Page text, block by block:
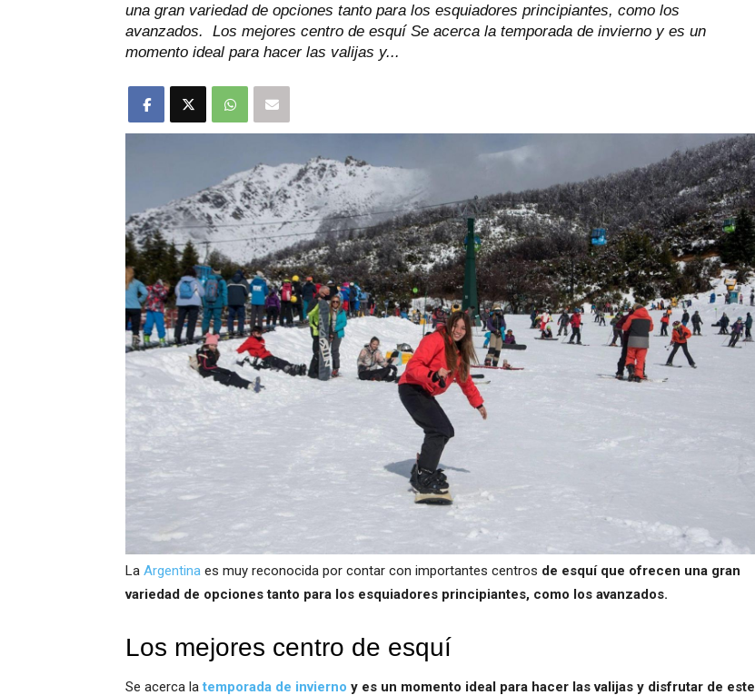
una gran variedad de opciones tanto para los esquiadores principiantes, como los
avanzados. Los mejores centro de esquí Se acerca la temporada de invierno y es un
momento ideal para hacer las valijas y...
La Argentina es muy reconocida por contar con importantes centros de esquí que ofrecen una gran
variedad de opciones tanto para los esquiadores principiantes, como los avanzados.
Los mejores centro de esquí
Se acerca latemporada de invierno y es un momento ideal para hacer las valijas y disfrutar de este